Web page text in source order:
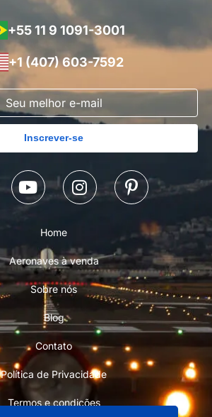
+55 11 9 1091-3001
+1 (407) 603-7592
Inscrever-se
Home
Aeronaves à venda
Sobre nós
Blog
Contato
Política de Privacidade
Termos e condições